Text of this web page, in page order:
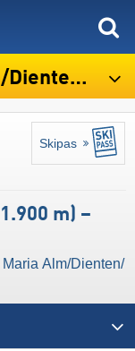
​Mühlbach
Skipas
m) –
Alm/​Dienten/​